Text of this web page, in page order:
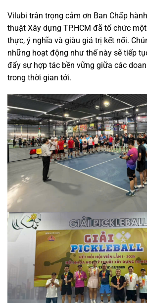
Vilubi trân trọng cảm ơn Ban Chấp
thuật Xây dựng TP.HCM đã tổ chức
thực, ý nghĩa và giàu giá trị kết nối.
những hoạt động như thế này sẽ tiếp
đẩy sự hợp tác bền vững giữa các
trong thời gian tới.